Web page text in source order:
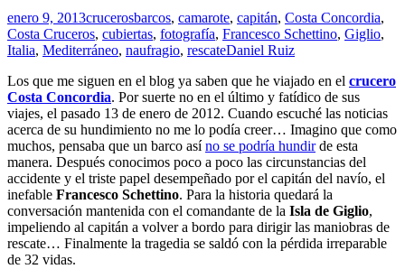
Epic
enero 9, 2013crucerosbarcos, camarote, capitán, Costa Concordia,
Costa Cruceros, cubiertas, fotografía, Francesco Schettino, Giglio,
Italia, Mediterráneo, naufragio, rescateDaniel Ruiz
Los que me siguen en el blog ya saben que he viajado en el crucero
Costa Concordia. Por suerte no en el último y fatídico de sus
viajes, el pasado 13 de enero de 2012. Cuando escuché las noticias
acerca de su hundimiento no me lo podía creer… Imagino que como
muchos, pensaba que un barco asíno se podría hundirde esta
manera. Después conocimos poco a poco las circunstancias del
accidente y el triste papel desempeñado por el capitán del navío, el
inefable Francesco Schettino. Para la historia quedará la
conversación mantenida con el comandante de la Isla de Giglio,
impeliendo al capitán a volver a bordo para dirigir las maniobras de
rescate… Finalmente la tragedia se saldó con la pérdida irreparable
de 32 vidas.